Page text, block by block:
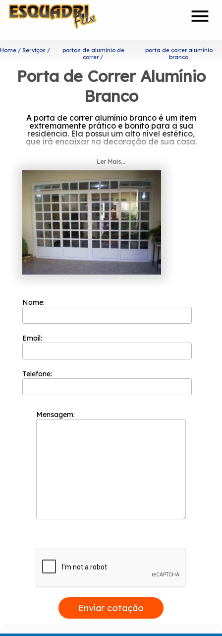
menu
Home Serviços
portas de alumínio de
correr
porta de correr alumínio
branco
Porta de Correr Alumínio
Branco
A porta de correr alumínio branco é um item
extremamente prático e bonito para a sua
residência. Ela possui um alto nível estético,
que irá encaixar na decoração de sua casa.
À procura de porta de correr
alumínio branco?
Tendo a sua organização focada nos
resultados positivos e na segurança, a
Esquadriflex é capaz de garantir o melhor
custo benefício para seus clientes. Sua equipe
de profissionais é formada somente por
colaboradores competentes que buscam a
total satisfação do cliente em cada pedido e
a maior inovação e evolução dos processos.
A empresa procura trabalhar sempre com a
Cortina de Vidro;
Janela Basculante de Alumínio;
Ficou interessado? Contate a empresa
Ler Mais...
Nome:
Email:
Telefone:
Mensagem:
Enviar cotação